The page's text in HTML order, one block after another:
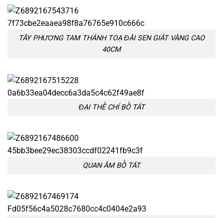
TÂY PHƯƠNG TAM THÁNH TOẠ ĐÀI SEN GIÁT VÀNG CAO
40CM
ĐẠI THẾ CHÍ BỒ TÁT
QUAN ÂM BỒ TÁT